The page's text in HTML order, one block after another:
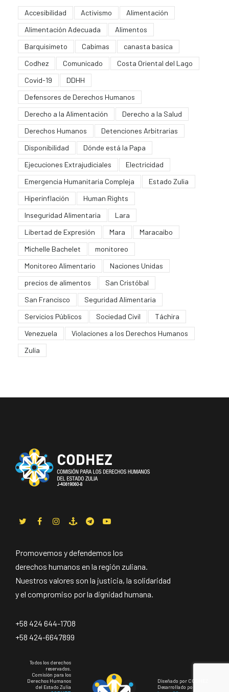
Accesibilidad Activismo
Alimentación
Alimentación Adecuada
Alimentos
Barquisimeto
Cabimas
canasta basica
Codhez
Comunicado
Costa Oriental del Lago
Covid-19
DDHH
Defensores de Derechos Humanos
Derecho a la Alimentación
Derecho a la Salud
Derechos Humanos
Detenciones Arbitrarias
Disponibilidad
Dónde está la Papa
Ejecuciones Extrajudiciales
Electricidad
Emergencia Humanitaria Compleja
Estado Zulia
Hiperinflación
Human Rights
Inseguridad Alimentaria
Lara
Libertad de Expresión
Mara
Maracaibo
Michelle Bachelet
monitoreo
Monitoreo Alimentario
Naciones Unidas
precios de alimentos
San Cristóbal
San Francisco
Seguridad Alimentaria
Servicios Públicos
Sociedad Civil
Táchira
Venezuela
Violaciones a los Derechos Humanos
Zulia
Promovemos y defendemos los
derechos humanos en la región zuliana.
Nuestros valores son la justicia, la solidaridad
y el compromiso por la dignidad humana.
+58 424 644-1708
+58 424-6647899
Todos los derechos
reservados.
Comisión para los
Derechos Humanos
del Estado Zulia
Diseñado por CODHEZ
Desarrollado por